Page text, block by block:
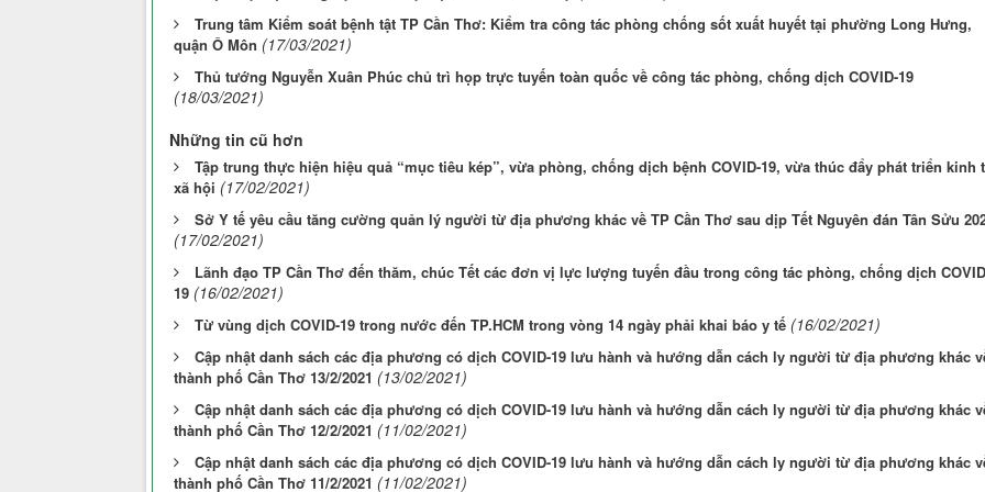
Trung tâm Kiểm soát bệnh tật TP Cần Thơ: Kiểm tra công tác phòng chống sốt xuất huyết tại phường Long Hưng,
quận Ô Môn (17/03/2021)
Thủ tướng Nguyễn Xuân Phúc chủ trì họp trực tuyến toàn quốc về công tác phòng, chống dịch COVID-19
(18/03/2021)
Những tin cũ hơn
Tập trung thực hiện hiệu quả “mục tiêu kép”, vừa phòng, chống dịch bệnh COVID-19, vừa thúc đẩy phát triển kinh
xã hội (17/02/2021)
Sở Y tế yêu cầu tăng cường quản lý người từ địa phương khác về TP Cần Thơ sau dịp Tết Nguyên đán Tân Sửu
(17/02/2021)
Lãnh đạo TP Cần Thơ đến thăm, chúc Tết các đơn vị lực lượng tuyến đầu trong công tác phòng, chống dịch
19 (16/02/2021)
Từ vùng dịch COVID-19 trong nước đến TP.HCM trong vòng 14 ngày phải khai báo y tế (16/02/2021)
Cập nhật danh sách các địa phương có dịch COVID-19 lưu hành và hướng dẫn cách ly người từ địa phương khác
thành phố Cần Thơ 13/2/2021 (13/02/2021)
Cập nhật danh sách các địa phương có dịch COVID-19 lưu hành và hướng dẫn cách ly người từ địa phương khác
thành phố Cần Thơ 12/2/2021 (11/02/2021)
Cập nhật danh sách các địa phương có dịch COVID-19 lưu hành và hướng dẫn cách ly người từ địa phương khác
thành phố Cần Thơ 11/2/2021 (11/02/2021)